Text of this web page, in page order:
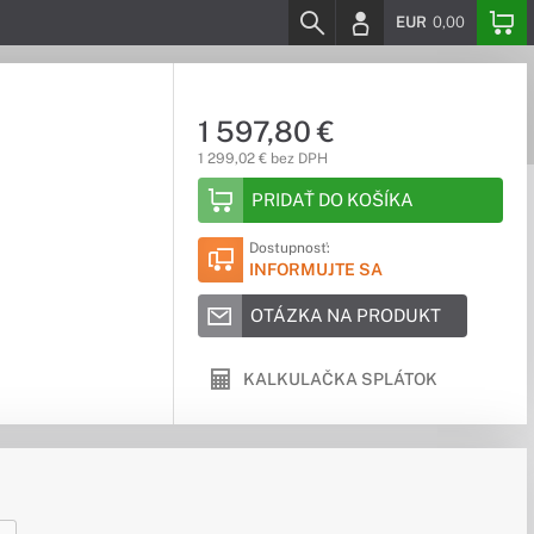
EUR 0,00
1 597,80 €
1 299,02 € bez DPH
PRIDAŤ DO KOŠÍKA
Dostupnosť:
INFORMUJTE SA
OTÁZKA NA PRODUKT
KALKULAČKA SPLÁTOK